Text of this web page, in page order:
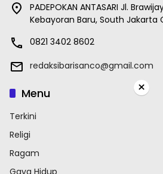
PADEPOKAN ANTASARI Jl.
Kebayoran Baru, South Jakarta
0821 3402 8602
redaksibarisanco@gmail.com
Menu
Terkini
Religi
Ragam
Gaya Hidup
×